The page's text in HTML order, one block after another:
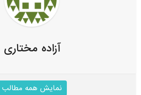
آزاده مختاری
نمایش همه مطالب